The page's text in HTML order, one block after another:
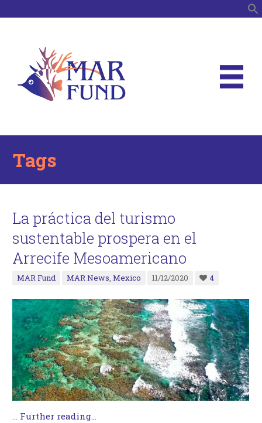
Tags
La práctica del turismo
sustentable prospera en el
Arrecife Mesoamericano
MAR Fund MAR News,Mexico 11/12/2020 4
… Further reading...